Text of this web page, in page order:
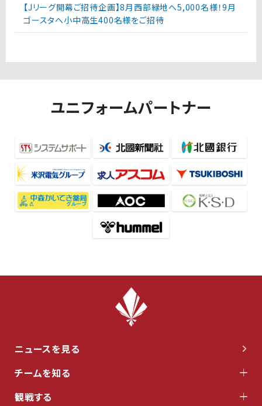
【Jリーグ開幕ご招待企画】8月西部緑地へ5,000名様！9月
ゴースタへ小中高生400名様をご招待
ユニフォームパートナー
ニュースを見る
チームを知る
観戦する